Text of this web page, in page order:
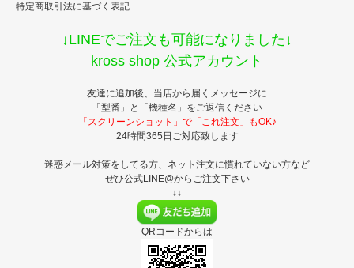
特定商取引法に基づく表記
↓LINEでご注文も可能になりました↓
kross shop 公式アカウント
友達に追加後、当店から届くメッセージに
「型番」と「機種名」をご返信ください
「スクリーンショット」で「これ注文」もOK♪
24時間365日ご対応致します
迷惑メール対策をしてる方、ネット注文に慣れていない方など
ぜひ公式LINE@からご注文下さい
↓↓
QRコードからは